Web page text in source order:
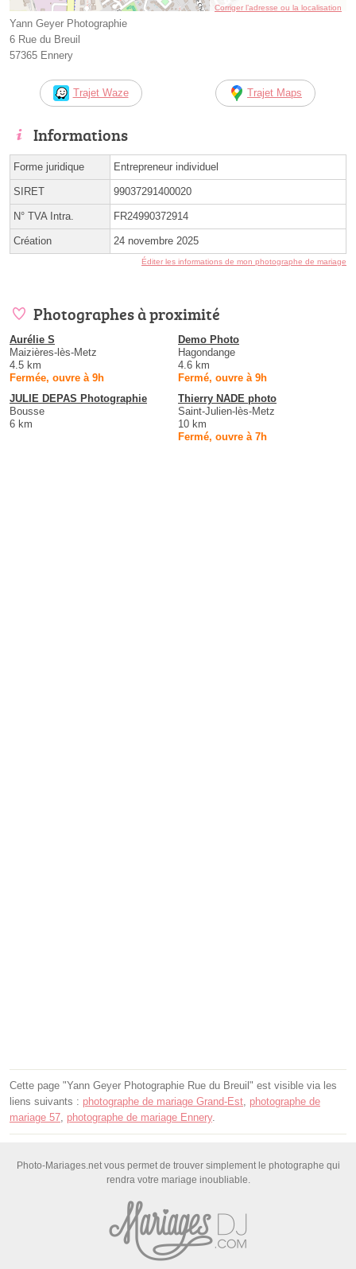
Corriger l’adresse ou la localisation
Yann Geyer Photographie
6 Rue du Breuil
57365 Ennery
Trajet Waze Trajet Maps
Informations
Forme juridique Entrepreneur individuel
SIRET 99037291400020
N° TVA Intra. FR24990372914
Création 24 novembre 2025
Éditer les informations de mon photographe de mariage
Photographes à proximité
Aurélie S
Maizières-lès-Metz
4.5 km
Fermée, ouvre à 9h
Demo Photo
Hagondange
4.6 km
Fermé, ouvre à 9h
JULIE DEPAS Photographie
Bousse
6 km
Thierry NADE photo
Saint-Julien-lès-Metz
10 km
Fermé, ouvre à 7h
Cette page "Yann Geyer Photographie Rue du Breuil" est visible via les
liens suivants : photographe de mariage Grand-Est photographe de
mariage 57 photographe de mariage Ennery.
Photo-Mariages.net vous permet de trouver simplement le photographe qui
rendra votre mariage inoubliable.